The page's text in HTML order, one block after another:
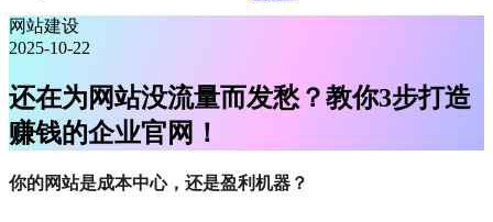
网站建设
2025-10-22
还在为网站没流量而发愁？教你3步打造
赚钱的企业官网！
你的网站是成本中心，还是盈利机器？